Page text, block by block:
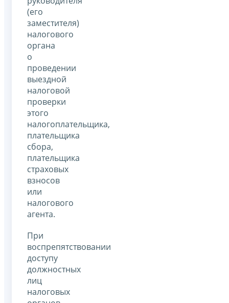
(его
заместителя)
налогового
органа
о
проведении
выездной
налоговой
проверки
этого
налогоплательщика,
плательщика
сбора,
плательщика
страховых
взносов
или
налогового
агента.
При
воспрепятствовании
доступу
должностных
лиц
налоговых